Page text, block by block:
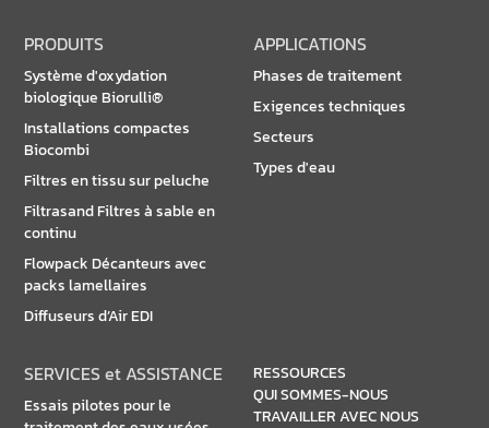
PRODUITS
Système d'oxydation
biologique Biorulli®
Installations compactes
Biocombi
Filtres en tissu sur peluche
Filtrasand Filtres à sable en
continu
Flowpack Décanteurs avec
packs lamellaires
Diffuseurs d’Air EDI
APPLICATIONS
Phases de traitement
Exigences techniques
Secteurs
Types d'eau
SERVICES et ASSISTANCE
Essais pilotes pour le
RESSOURCES
QUI SOMMES-NOUS
TRAVAILLER AVEC NOUS